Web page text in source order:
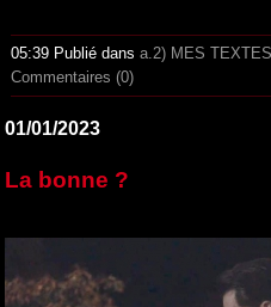
05:39 Publié dans a.2) MES TEXTES
Commentaires (0)
01/01/2023
La bonne ?